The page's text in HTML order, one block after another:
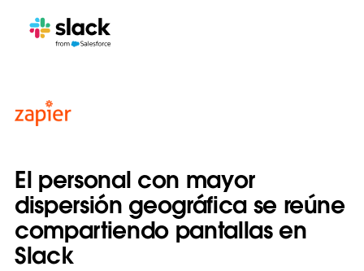
El personal con mayor
dispersión geográfica se reúne
compartiendo pantallas en
Slack